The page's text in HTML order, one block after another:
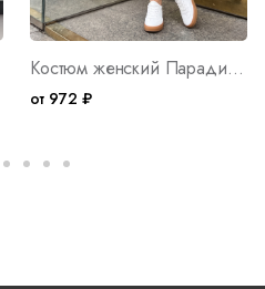
Костюм женский Парадиз М Арт. 10404
от 972 ₽